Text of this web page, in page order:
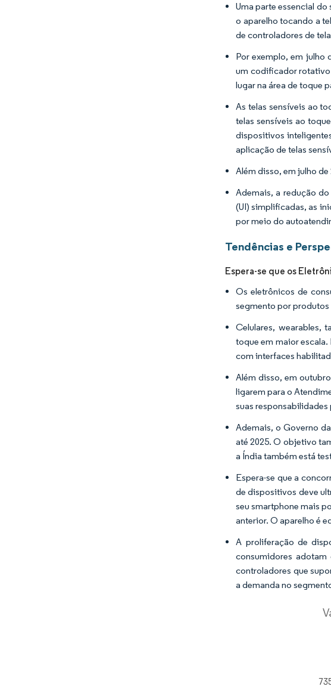
Uma parte essencial
o aparelho tocando a
de controladores de
Por exemplo, em julho
um codificador
lugar na área de toque
As telas sensíveis ao
telas sensíveis ao
dispositivos
aplicação de telas
Além disso, em julho
Ademais, a redução
(UI) simplificadas, as
por meio do
Tendências e
Espera-se que os
Os eletrônicos de
segmento por produtos
Celulares, wearables,
toque em maior
com interfaces
Além disso, em
ligarem para o
suas
Ademais, o Governo
até 2025. O objetivo
a Índia também está
Espera-se que a
de dispositivos deve
seu smartphone mais
anterior. O aparelho é
A proliferação de
consumidores
controladores que
a demanda no